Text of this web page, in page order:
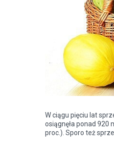
W ciągu pięciu lat
osiągnęła ponad 920
proc.). Sporo też